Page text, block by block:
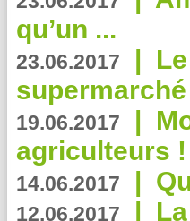
qu’un ...
23.06.2017 |
19.06.2017 |
agriculteurs !
14.06.2017 |
12.06.2017 |